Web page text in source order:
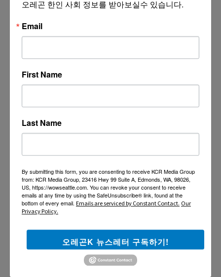
오레곤 한인 사회 정보를 받아보실수 있습니다.
Email
First Name
Last Name
By submitting this form, you are consenting to receive KCR Media Group
from: KCR Media Group, 23416 Hwy 99 Suite A, Edmonds, WA, 98026,
US, https://wowseattle.com. You can revoke your consent to receive
emails at any time by using the SafeUnsubscribe® link, found at the
bottom of every email. Emails are serviced by Constant Contact. Our
Privacy Policy.
오레곤K 뉴스레터 구독하기!